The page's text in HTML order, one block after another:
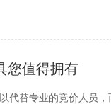
您值得拥有
代替专业的竞价人员